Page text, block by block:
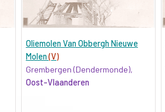
Oliemolen Van Obbergh Nieuwe
Molen(V)
Grembergen (Dendermonde),
Oost-Vlaanderen